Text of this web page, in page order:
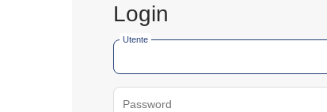
Login
Utente
Password